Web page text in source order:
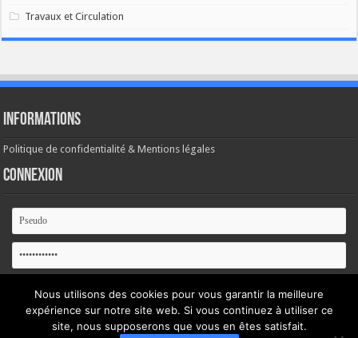
Travaux et Circulation
Informations
Politique de confidentialité & Mentions légales
Connexion
Se souvenir de moi
Mot de passe oublié ?
Nous utilisons des cookies pour vous garantir la meilleure
expérience sur notre site web. Si vous continuez à utiliser ce
site, nous supposerons que vous en êtes satisfait.